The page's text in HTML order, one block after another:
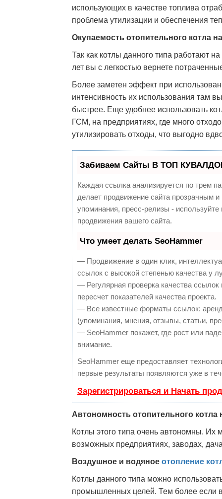
использующих в качестве топлива
проблема утилизации и обеспечения
Окупаемость отопительного котла
Так как котлы данного типа работают
лет вы с легкостью вернете
Более заметен эффект при
интенсивность их использования там
быстрее. Еще удобнее использовать
ГСМ, на предприятиях, где много
утилизировать отходы, что выгодно
Забиваем Сайты В ТОП
Каждая ссылка анализируется по трем
делает продвижение сайта прозрачным
упоминания, пресс-релизы -
продвижения вашего сайта.
Что умеет делать SeoHammer
— Продвижение в один клик,
ссылок с высокой степенью качества у
— Регулярная проверка качества
пересчет показателей качества проекта.
— Все известные форматы ссылок:
(упоминания, мнения, отзывы, статьи,
— SeoHammer покажет, где рост или
внимание.
SeoHammer еще предоставляет
первые результаты появляются уже в
Зарегистрироваться и Начать
Автономность отопительного котла
Котлы этого типа очень автономны. Их
возможных предприятиях, заводах,
Воздушное и водяное отопление
Котлы данного типа можно
промышленных целей. Тем более если